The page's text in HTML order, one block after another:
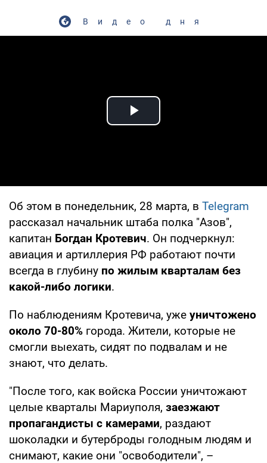
Видео дня
Play Video
Об этом в понедельник, 28 марта, в Telegram
рассказал начальник штаба полка "Азов",
капитан Богдан Кротевич. Он подчеркнул:
авиация и артиллерия РФ работают почти
всегда в глубину по жилым кварталам без
какой-либо логики.
По наблюдениям Кротевича, уже уничтожено
около 70-80% города. Жители, которые не
смогли выехать, сидят по подвалам и не
знают, что делать.
"После того, как войска России уничтожают
целые кварталы Мариуполя, заезжают
пропагандисты с камерами, раздают
шоколадки и бутерброды голодным людям и
снимают, какие они "освободители", –